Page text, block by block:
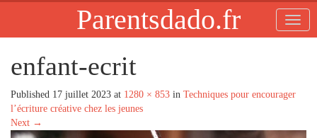
Parentsdado.fr
enfant-ecrit
Published 17 juillet 2023 at 1280 × 853 in Techniques pour encourager
l’écriture créative chez les jeunes
Next →